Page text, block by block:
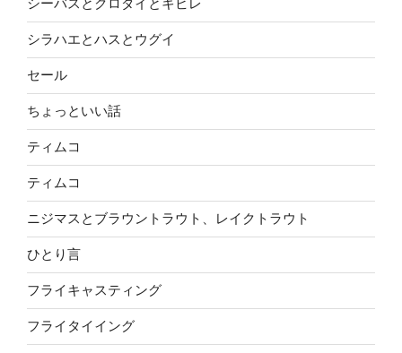
シーバスとクロダイとキビレ
シラハエとハスとウグイ
セール
ちょっといい話
ティムコ
ティムコ
ニジマスとブラウントラウト、レイクトラウト
ひとり言
フライキャスティング
フライタイイング